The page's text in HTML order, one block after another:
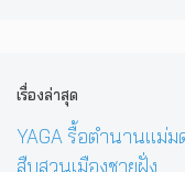
เรื่องล่าสุด
YAGA รื้อตำนานแม่ม
สืบสวนเมืองชายฝั่ง